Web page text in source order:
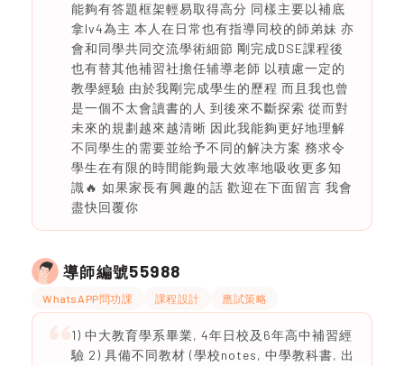
能夠有答題框架輕易取得高分 同樣主要以補底
拿lv4為主 本人在日常也有指導同校的師弟妹 亦
會和同學共同交流學術細節 剛完成DSE課程後
也有替其他補習社擔任辅導老師 以積慮一定的
教學經驗 由於我剛完成學生的歷程 而且我也曾
是一個不太會讀書的人 到後來不斷探索 從而對
未來的規劃越來越清晰 因此我能夠更好地理解
不同學生的需要並给予不同的解决方案 務求令
學生在有限的時間能夠最大效率地吸收更多知
識🔥 如果家長有興趣的話 歡迎在下面留言 我會
盡快回覆你
導師編號55988
WhatsAPP問功課 課程設計 應試策略
1) 中大教育學系畢業, 4年日校及6年高中補習經
驗 2) 具備不同教材 (學校notes, 中學教科書, 出